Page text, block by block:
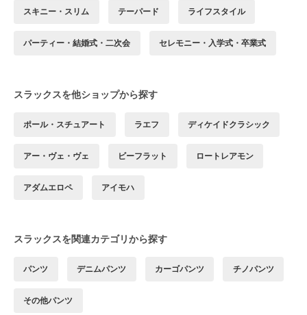
スキニー・スリム テーパード ライフスタイル
パーティー・結婚式・二次会 セレモニー・入学式・卒業式
スラックスを他ショップから探す
ポール・スチュアート ラエフ ディケイドクラシック
アー・ヴェ・ヴェ ビーフラット ロートレアモン
アダムエロペ アイモハ
スラックスを関連カテゴリから探す
パンツ デニムパンツ カーゴパンツ チノパンツ
その他パンツ